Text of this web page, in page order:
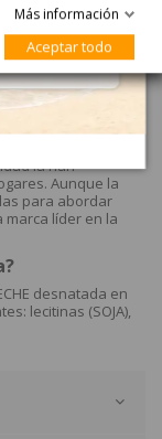
críticas por su
La compañía
medidas para
en la
de sus
la han
Aunque la
para abordar
líder en la
desnatada en
lecitinas (SOJA),
Más información
Aceptar todo